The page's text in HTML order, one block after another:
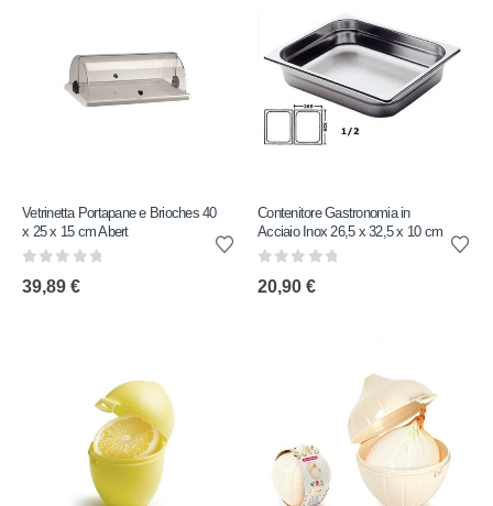
Vetrinetta Portapane e Brioches 40
x 25 x 15 cm Abert
39,89 €
Contenitore Gastronomia in
Acciaio Inox 26,5 x 32,5 x 10 cm
20,90 €